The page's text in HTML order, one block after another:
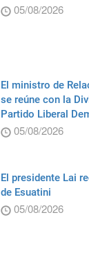
05/08/2026
El ministro de
se reúne con la
Partido Liberal
05/08/2026
El presidente Lai
de Esuatini
05/08/2026